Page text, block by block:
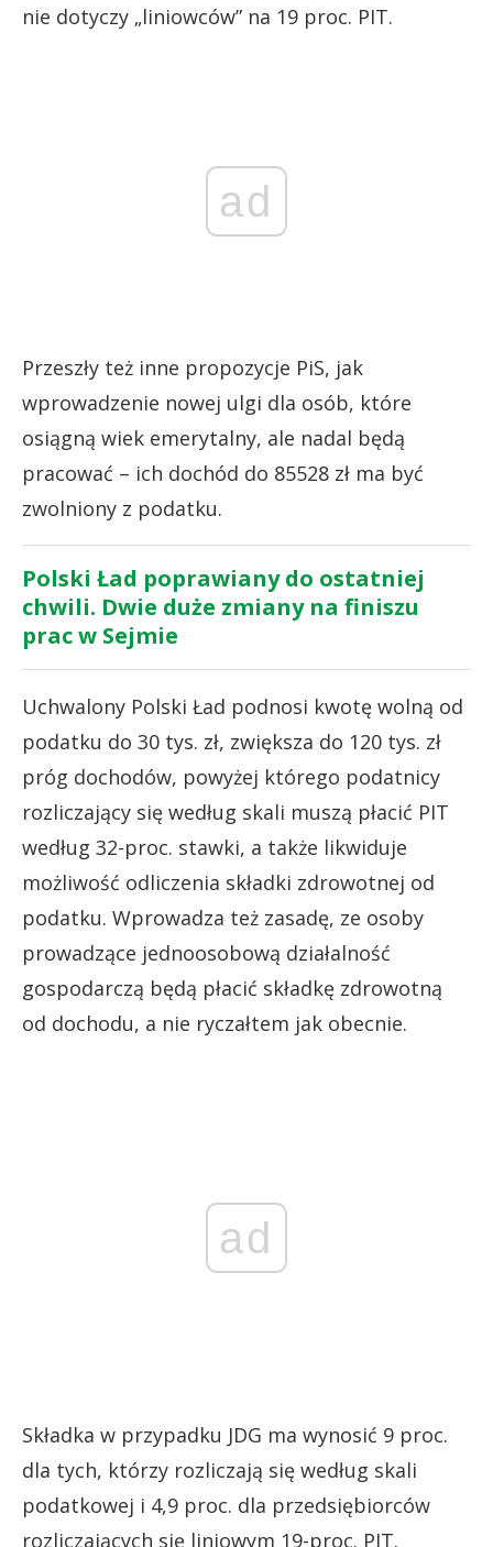
nie dotyczy „liniowców” na 19 proc. PIT.
ad
Przeszły też inne propozycje PiS, jak
wprowadzenie nowej ulgi dla osób, które
osiągną wiek emerytalny, ale nadal będą
pracować – ich dochód do 85528 zł ma być
zwolniony z podatku.
Polski Ład poprawiany do ostatniej
chwili. Dwie duże zmiany na finiszu
prac w Sejmie
Uchwalony Polski Ład podnosi kwotę wolną od
podatku do 30 tys. zł, zwiększa do 120 tys. zł
próg dochodów, powyżej którego podatnicy
rozliczający się według skali muszą płacić PIT
według 32-proc. stawki, a także likwiduje
możliwość odliczenia składki zdrowotnej od
podatku. Wprowadza też zasadę, ze osoby
prowadzące jednoosobową działalność
gospodarczą będą płacić składkę zdrowotną
od dochodu, a nie ryczałtem jak obecnie.
ad
Składka w przypadku JDG ma wynosić 9 proc.
dla tych, którzy rozliczają się według skali
podatkowej i 4,9 proc. dla przedsiębiorców
rozliczających się liniowym 19-proc. PIT.